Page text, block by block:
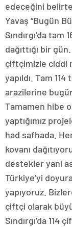
edeceğini
Yavaş “Bugün
Sındırgı’da
dağıttığı bir gün.
çiftçimizle ciddi
yapıldı. Tam
arazilerine
Tamamen hibe
yaptığımız
had safhada.
kovanı
destekler yani
Türkiye’yi
yapıyoruz.
çiftçi olarak
Sındırgı’da